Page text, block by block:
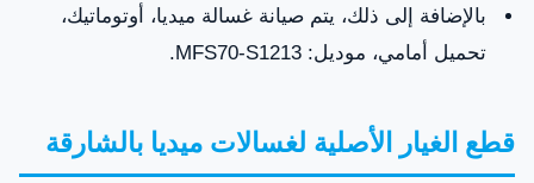
بالإضافة إلى ذلك، يتم صيانة غسالة ميديا، أوتوماتيك،
تحميل أمامي، موديل: MFS70-S1213.
قطع الغيار الأصلية لغسالات ميديا بالشارقة